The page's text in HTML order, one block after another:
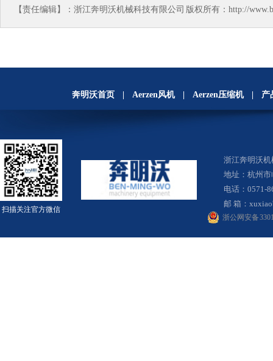
【责任编辑】： 浙江奔明沃机械科技有限公司 版权所有：http://
奔明沃首页 Aerzen风机 Aerzen压缩机 产
扫描关注官方微信
浙江奔明沃
地址：杭州
电话：
邮 箱：
浙公网安备